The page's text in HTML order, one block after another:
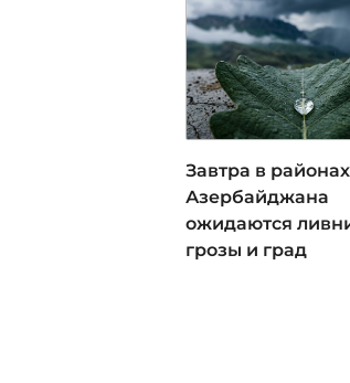
Завтра в районах
Азербайджана
ожидаются
грозы и град